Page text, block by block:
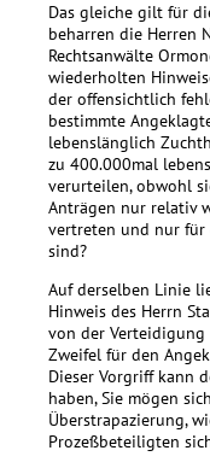
Das gleiche gilt für
beharren die Herren
Rechtsanwälte
wiederholten
der offensichtlich
bestimmte
lebenslänglich
zu 400.000mal
verurteilen, obwohl
Anträgen nur relativ
vertreten und nur für
sind?
Auf derselben Linie
Hinweis des Herrn
von der Verteidigung
Zweifel für den
Dieser Vorgriff kann
haben, Sie mögen
Überstrapazierung,
Prozeßbeteiligten